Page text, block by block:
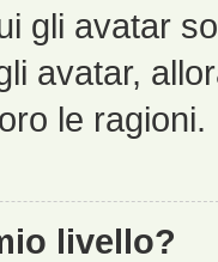
gli avatar
avatar,
le ragioni.
livello?